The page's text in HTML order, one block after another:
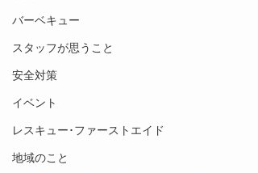
バーベキュー
スタッフが思うこと
安全対策
イベント
レスキュー･ファーストエイド
地域のこと